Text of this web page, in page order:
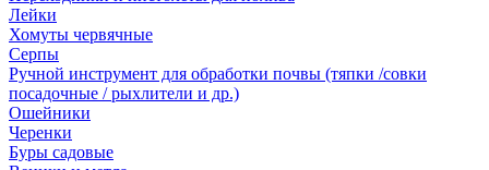
Лейки
Хомуты червячные
Серпы
Ручной инструмент для обработки почвы (тяпки /совки
посадочные / рыхлители и др.)
Ошейники
Черенки
Буры садовые